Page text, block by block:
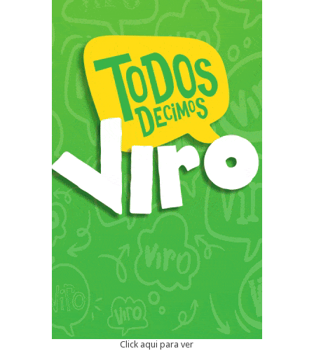
Click aqui para ver